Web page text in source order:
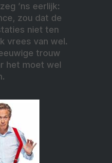
’ns eerlijk:
zou dat de
niet ten
vrees van wel.
trouw
het moet wel